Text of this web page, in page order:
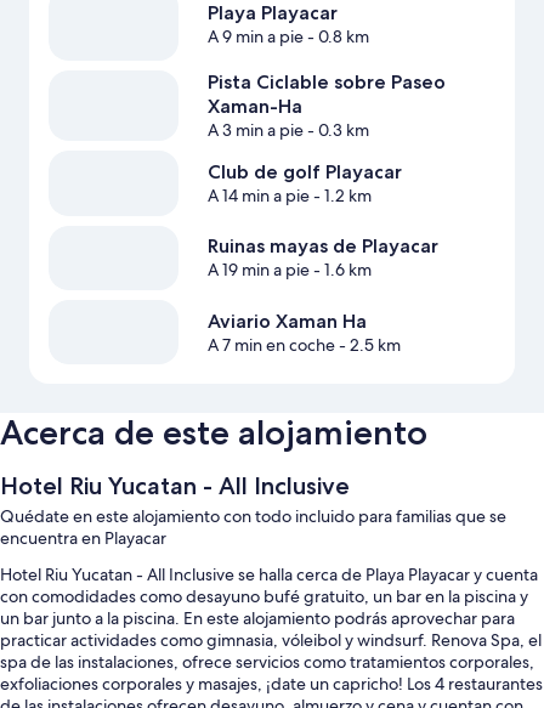
Playa Playacar
A 9 min a pie- 0.8 km
Pista Ciclable sobre Paseo
Xaman-Ha
A 3 min a pie- 0.3 km
Club de golf Playacar
A 14 min a pie- 1.2 km
Ruinas mayas de Playacar
A 19 min a pie- 1.6 km
Aviario Xaman Ha
A 7 min en coche- 2.5 km
Acerca de este alojamiento
Hotel Riu Yucatan - All Inclusive
Quédate en este alojamiento con todo incluido para familias que se
encuentra en Playacar
Hotel Riu Yucatan - All Inclusive se halla cerca de Playa Playacar y cuenta
con comodidades como desayuno bufé gratuito, un bar en la piscina y
un bar junto a la piscina. En este alojamiento podrás aprovechar para
practicar actividades como gimnasia, vóleibol y windsurf. Renova Spa, el
spa de las instalaciones, ofrece servicios como tratamientos corporales,
exfoliaciones corporales y masajes, ¡date un capricho! Los 4 restaurantes